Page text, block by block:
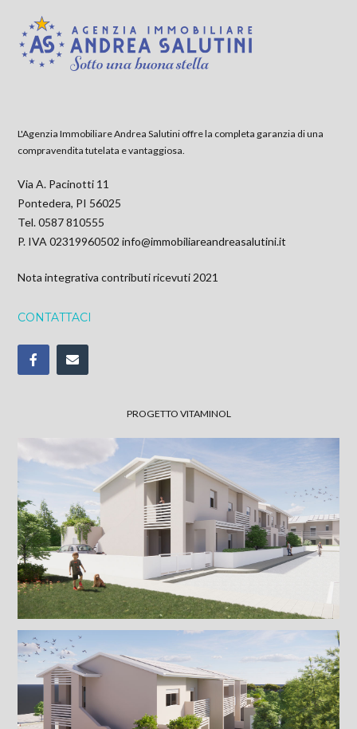
L'Agenzia Immobiliare Andrea Salutini offre la completa garanzia di una
compravendita tutelata e vantaggiosa.
Via A. Pacinotti 11
Pontedera, PI 56025
Tel. 0587 810555
P. IVA 02319960502info@immobiliareandreasalutini.it
Nota integrativa contributi ricevuti 2021
CONTATTACI
PROGETTO VITAMINOL